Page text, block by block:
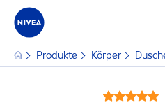
Produkte Körper